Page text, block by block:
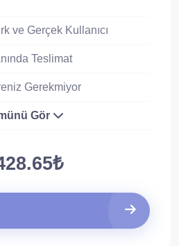
ve Gerçek Kullanıcı
Teslimat
Gerekmiyor
Gör